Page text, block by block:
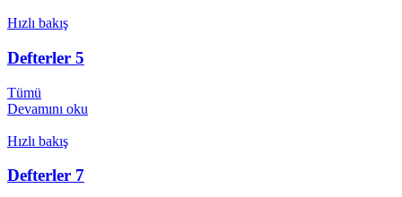
Hızlı bakış
Defterler 5
Tümü
Devamını oku
Hızlı bakış
Defterler 7